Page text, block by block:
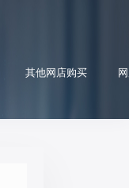
其他网店购买